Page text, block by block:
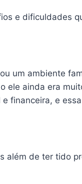
e dificuldades
um ambiente
ele ainda era
financeira, e
além de ter tido